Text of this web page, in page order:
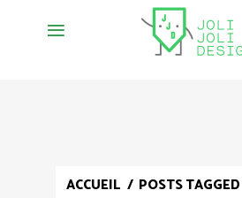
ACCUEIL / POSTS